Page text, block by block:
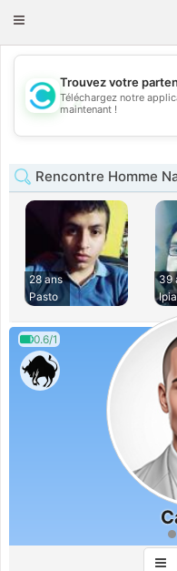
Toggle
💖
Trouvez votre
Téléchargez notre
maintenant !
Rencontre Homme
28 ans
Pasto
39
0.6/1